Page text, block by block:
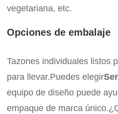
vegetariana, etc.
Opciones de embalaje
Tazones individuales listos
para llevar.Puedes elegir
equipo de diseño puede
empaque de marca único.